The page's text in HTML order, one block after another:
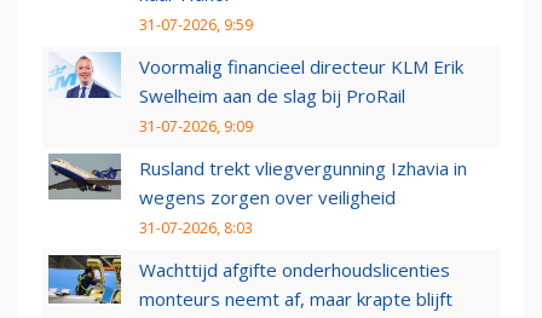
31-07-2026, 9:59
Voormalig financieel directeur KLM Erik
Swelheim aan de slag bij ProRail
31-07-2026, 9:09
Rusland trekt vliegvergunning Izhavia in
wegens zorgen over veiligheid
31-07-2026, 8:03
Wachttijd afgifte onderhoudslicenties
monteurs neemt af, maar krapte blijft